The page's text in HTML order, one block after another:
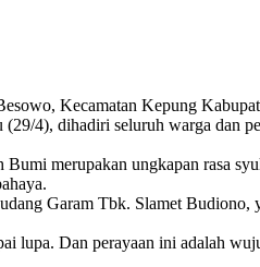
Kecamatan Kepung
4), dihadiri seluruh warga dan
merupakan ungkapan rasa
Garam Tbk. Slamet Budiono,
lupa. Dan perayaan ini adalah